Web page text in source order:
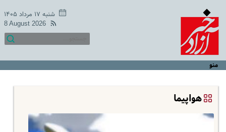
شنبه ۱۷ مرداد ۱۴۰۵
8 August 2026
منو
هواپیما